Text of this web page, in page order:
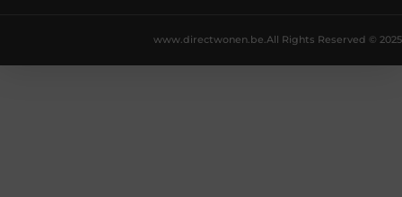
All Rights Reserved © 2025
www.directwonen.be.